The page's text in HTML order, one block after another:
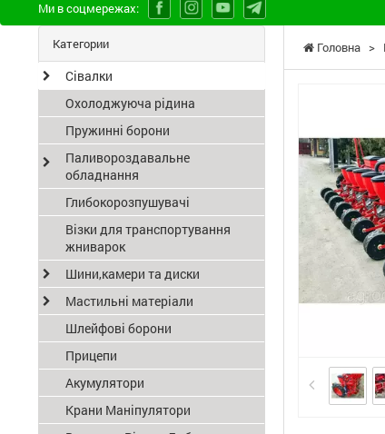
Ми в соцмережах:
Головна >
Категории
Сівалки
Охолоджуюча рідина
Пружинні борони
Паливороздавальне
обладнання
Глибокорозпушувачі
Візки для транспортування
жниварок
Шини,камери та диски
Мастильні матеріали
Шлейфові борони
Прицепи
Акумулятори
Крани Маніпулятори